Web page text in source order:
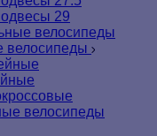
29
велосипеды
велосипеды
велосипеды